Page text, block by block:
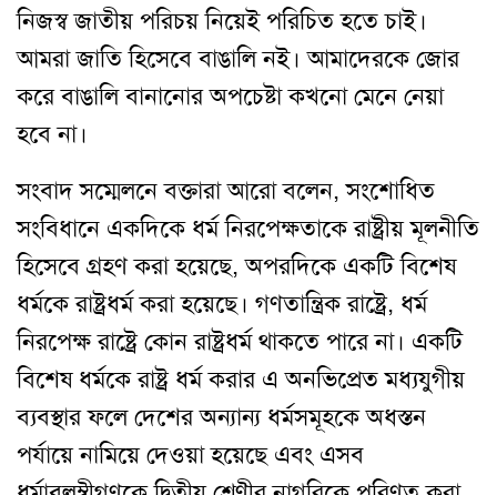
নিজস্ব জাতীয় পরিচয় নিয়েই পরিচিত হতে চাই।
আমরা জাতি হিসেবে বাঙালি নই। আমাদেরকে জোর
করে বাঙালি বানানোর অপচেষ্টা কখনো মেনে নেয়া
হবে না।
সংবাদ সম্মেলনে বক্তারা আরো বলেন, সংশোধিত
সংবিধানে একদিকে ধর্ম নিরপেক্ষতাকে রাষ্ট্রীয় মূলনীতি
হিসেবে গ্রহণ করা হয়েছে, অপরদিকে একটি বিশেষ
ধর্মকে রাষ্ট্রধর্ম করা হয়েছে। গণতান্ত্রিক রাষ্ট্রে, ধর্ম
নিরপেক্ষ রাষ্ট্রে কোন রাষ্ট্রধর্ম থাকতে পারে না। একটি
বিশেষ ধর্মকে রাষ্ট্র ধর্ম করার এ অনভিপ্রেত মধ্যযুগীয়
ব্যবস্থার ফলে দেশের অন্যান্য ধর্মসমূহকে অধস্তন
পর্যায়ে নামিয়ে দেওয়া হয়েছে এবং এসব